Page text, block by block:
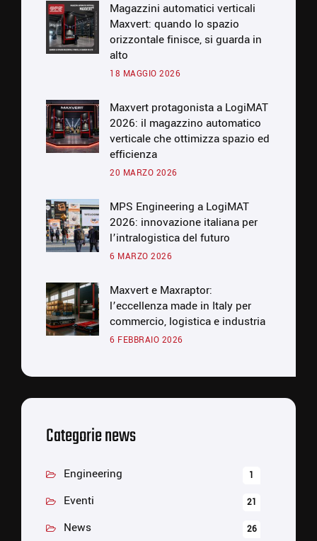
Magazzini automatici verticali
Maxvert: quando lo spazio
orizzontale finisce, si guarda in
alto
18 MAGGIO 2026
Maxvert protagonista a LogiMAT
2026: il magazzino automatico
verticale che ottimizza spazio ed
efficienza
20 MARZO 2026
MPS Engineering a LogiMAT
2026: innovazione italiana per
l’intralogistica del futuro
6 MARZO 2026
Maxvert e Maxraptor:
l’eccellenza made in Italy per
commercio, logistica e industria
6 FEBBRAIO 2026
Categorie news
Engineering 1
Eventi 21
News 26